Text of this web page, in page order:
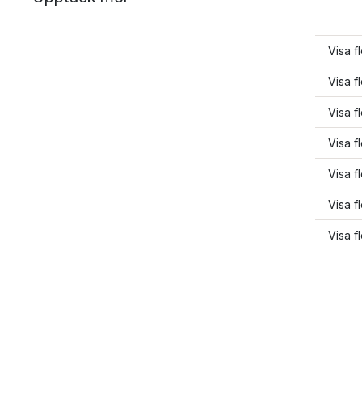
Visa
Visa
Visa
Visa
Visa
Visa
Visa